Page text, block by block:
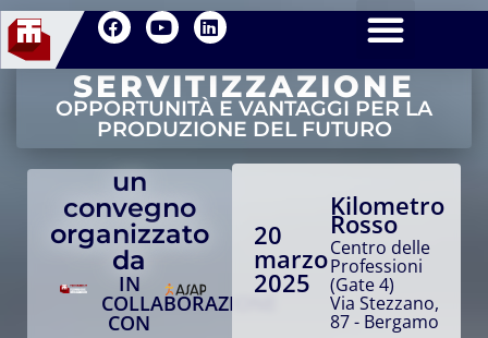
SERVITIZZAZIONE
OPPORTUNITÀ E VANTAGGI PER LA
PRODUZIONE DEL FUTURO
un
convegno
organizzato
da
IN
COLLABORAZIONE
CON
20
marzo
2025
Kilometro
Rosso
Centro delle
Professioni
(Gate 4)
Via Stezzano,
87 - Bergamo